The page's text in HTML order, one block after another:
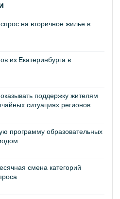
на вторичное жилье в
из Екатеринбурга в
поддержку жителям
ситуациях регионов
программу образовательных
смена категорий